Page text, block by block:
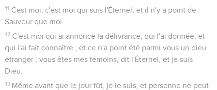
11 Cest moi, c'est moi qui suis l'Éternel, et il n'y a point de
Sauveur que moi.
12 C'est moi qui ai annoncé la délivrance, qui l'ai donnée, et
qui l'ai fait connaître ; et ce n'a point été parmi vous un dieu
étranger ; vous êtes mes témoins, dit l'Éternel, et je suis
Dieu.
13 Même avant que le jour fût, je le suis, et personne ne peut